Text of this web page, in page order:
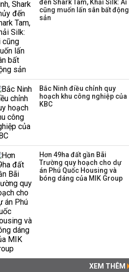
đến Shark Tam, Khải Silk: Ai
cũng muốn lấn sân bất động
sản
Bắc Ninh điều chỉnh quy
hoạch khu công nghiệp của
KBC
Hơn 49ha đất gần Bãi
Trường quy hoạch cho dự
án Phú Quốc Housing và
bóng dáng của MIK Group
XEM THÊM